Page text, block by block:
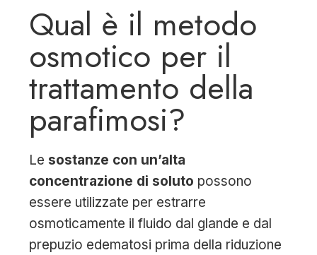
Qual è il metodo
osmotico per il
trattamento della
parafimosi?
Le sostanze con un’alta
concentrazione di soluto possono
essere utilizzate per estrarre
osmoticamente il fluido dal glande e dal
prepuzio edematosi prima della riduzione